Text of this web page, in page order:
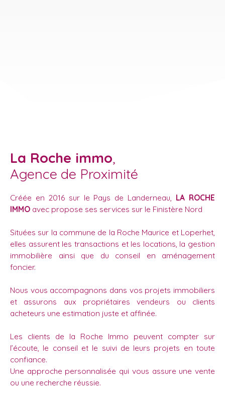
La Roche immo,
Agence de Proximité
Créée en 2016 sur le Pays de Landerneau, LA ROCHE
IMMO avec propose ses services sur le Finistère Nord
Situées sur la commune de la Roche Maurice et Loperhet,
elles assurent les transactions et les locations, la gestion
immobilière ainsi que du conseil en aménagement
foncier.
Nous vous accompagnons dans vos projets immobiliers
et assurons aux propriétaires vendeurs ou clients
acheteurs une estimation juste et affinée.
Les clients de la Roche Immo peuvent compter sur
l’écoute, le conseil et le suivi de leurs projets en toute
confiance.
Une approche personnalisée qui vous assure une vente
ou une recherche réussie.